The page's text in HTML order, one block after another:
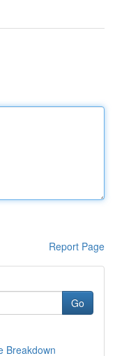
Report Page
Go
Breakdown